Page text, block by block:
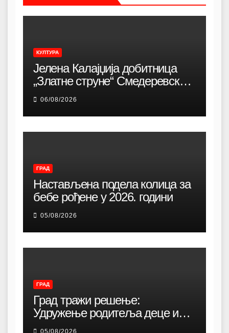
КУЛТУРА
Јелена Калајџија добитница
„Златне струне“ Смедеревске
песничке јесени
06/08/2026
ГРАД
Настављена подела колица за
бебе рођене у 2026. години
05/08/2026
ГРАД
Град тражи решење:
Удружење родитеља деце и
омладине са хендикепом без
05/08/2026